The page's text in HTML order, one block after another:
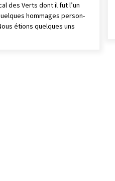
des Verts dont il fut l’un
hommages person­
étions quelques uns